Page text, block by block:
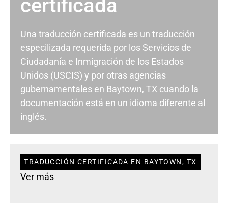
certificada
Una traducción certificada es un traducción
especilizada requerida por los Servicios de
Ciudadanía e Inmigración de los Estados
Unidos (USCIS) y por otras agencias
gubernamentales en Baytown, TX cuando la
documentación está en un idioma diferente al
inglés.
TRADUCCIÓN CERTIFICADA EN BAYTOWN, TX
Ver más